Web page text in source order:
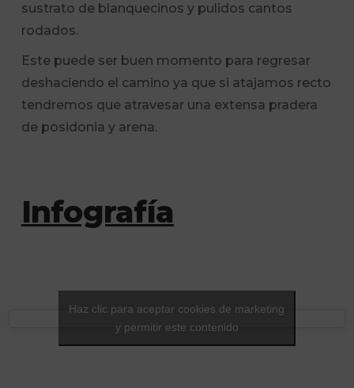
sustrato de blanquecinos y pulidos cantos
rodados.
Este puede ser buen momento para regresar
deshaciendo el camino ya que si atajamos recto
tendremos que atravesar una extensa pradera
de posidonia y arena.
Infografía
Haz clic para aceptar cookies de marketing
y permitir este contenido